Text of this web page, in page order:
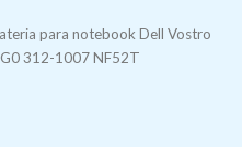
para notebook Dell Vostro
312-1007 NF52T